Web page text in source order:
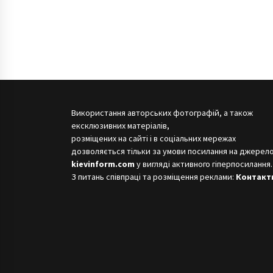
Використання авторських фотографій, а також
ексклюзивних матеріалів,
розміщених на сайті і в соціальних мережах
дозволяється тільки за умови посилання на
kievinform.com у вигляді активного гіперпосилання.
З питань співпраці та розміщення реклами: